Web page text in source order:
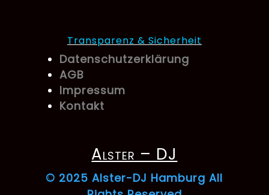
Transparenz & Sicherheit
Datenschutzerklärung
AGB
Impressum
Kontakt
Alster – DJ
© 2025 Alster-DJ Hamburg All